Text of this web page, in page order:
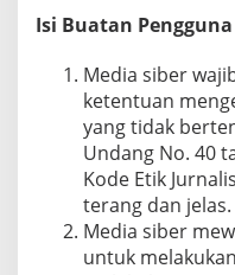
Isi Buatan
Media siber
ketentuan
yang tidak
Undang No. 40
Kode Etik
terang dan jelas.
Media siber
untuk